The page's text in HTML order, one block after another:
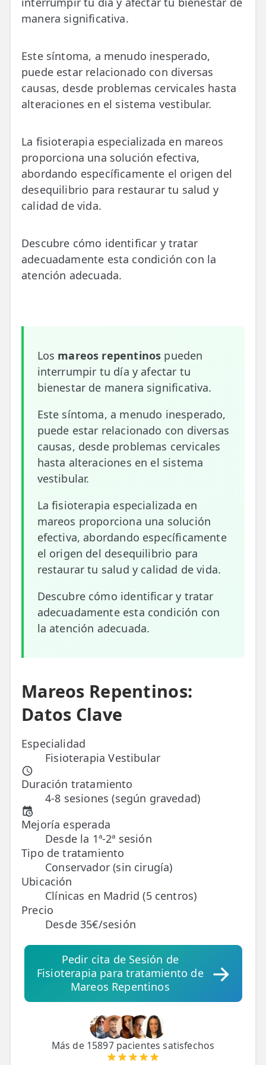
💆‍♀️ Tratamientos
📅 Pedir Cita
📰 Blog
🏢 Empresas
UBICACIONES
🔍 Buscador Clínicas
📍 Barrio del Pilar
📍 Chamberí - Centro
📍 Carabanchel - Usera
📍 Bravo Murillo
🛍️ Tienda Bonos
🛍️ Tienda Productos Fisioterapia
🛒 Carrito
❤️ Ofertas
CONTACTO
☎️ 91 005 23 63
📧 Contacta
ESPECIALIDADES
🩻 Fisioterapia Traumatológica
😧 Fisioterapia ATM
🦴 Osteopatía
🏅 Fisioterapia Deportiva
🧠 Fisioterapia Neurológica
🧍 Fisioterapia Vestibular
🫁 Fisioterapia Respiratoria
👶 Fisioterapia Pediátrica
TRATAMIENTOS
✅ Punción Seca
✅ Ondas de Choque
✅ EPTE - EPI
ESTÉTICA
✨ Radiofrecuencia INDIBA
✨ Drenaje Linfático Manual
✨ Cicatrices y Estrías
manera significativa.
Este síntoma, a menudo inesperado,
puede estar relacionado con diversas
causas, desde problemas cervicales hasta
alteraciones en el sistema vestibular.
La fisioterapia especializada en mareos
proporciona una solución efectiva,
abordando específicamente el origen del
desequilibrio para restaurar tu salud y
calidad de vida.
Descubre cómo identificar y tratar
adecuadamente esta condición con la
atención adecuada.
Los mareos repentinos pueden
interrumpir tu día y afectar tu
bienestar de manera significativa.
Este síntoma, a menudo inesperado,
puede estar relacionado con diversas
causas, desde problemas cervicales
hasta alteraciones en el sistema
vestibular.
La fisioterapia especializada en
mareos proporciona una solución
efectiva, abordando específicamente
el origen del desequilibrio para
restaurar tu salud y calidad de vida.
Descubre cómo identificar y tratar
adecuadamente esta condición con
la atención adecuada.
Mareos Repentinos:
Datos Clave
Especialidad
Fisioterapia Vestibular
Duración tratamiento
4-8 sesiones (según gravedad)
Mejoría esperada
Desde la 1ª-2ª sesión
Tipo de tratamiento
Conservador (sin cirugía)
Ubicación
Clínicas en Madrid (5 centros)
Precio
Desde 35€/sesión
Pedir cita de Sesión de
Fisioterapia para tratamiento de
Mareos Repentinos
Más de 15897 pacientes satisfechos